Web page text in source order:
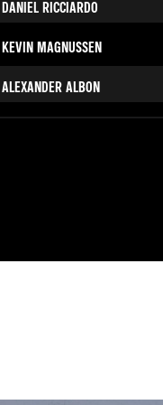
DANIEL RICCIARDO
KEVIN MAGNUSSEN
ALEXANDER ALBON